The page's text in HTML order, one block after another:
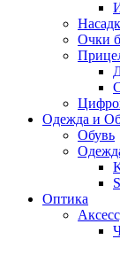
Очки
Одежда и
Обувь
Оптика